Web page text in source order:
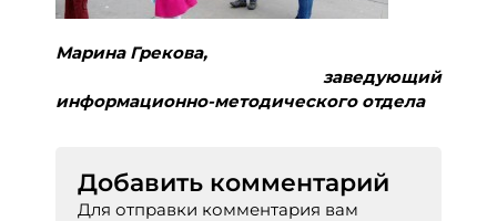
Марина Грекова,
заведующий
информационно-методического отдела
Добавить комментарий
Для отправки комментария вам